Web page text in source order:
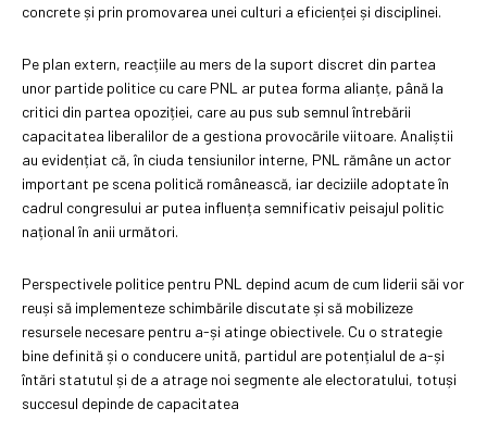
concrete și prin promovarea unei culturi a eficienței și disciplinei.
Pe plan extern, reacțiile au mers de la suport discret din partea
unor partide politice cu care PNL ar putea forma alianțe, până la
critici din partea opoziției, care au pus sub semnul întrebării
capacitatea liberalilor de a gestiona provocările viitoare. Analiștii
au evidențiat că, în ciuda tensiunilor interne, PNL rămâne un actor
important pe scena politică românească, iar deciziile adoptate în
cadrul congresului ar putea influența semnificativ peisajul politic
național în anii următori.
Perspectivele politice pentru PNL depind acum de cum liderii săi vor
reuși să implementeze schimbările discutate și să mobilizeze
resursele necesare pentru a-și atinge obiectivele. Cu o strategie
bine definită și o conducere unită, partidul are potențialul de a-și
întări statutul și de a atrage noi segmente ale electoratului, totuși
succesul depinde de capacitatea